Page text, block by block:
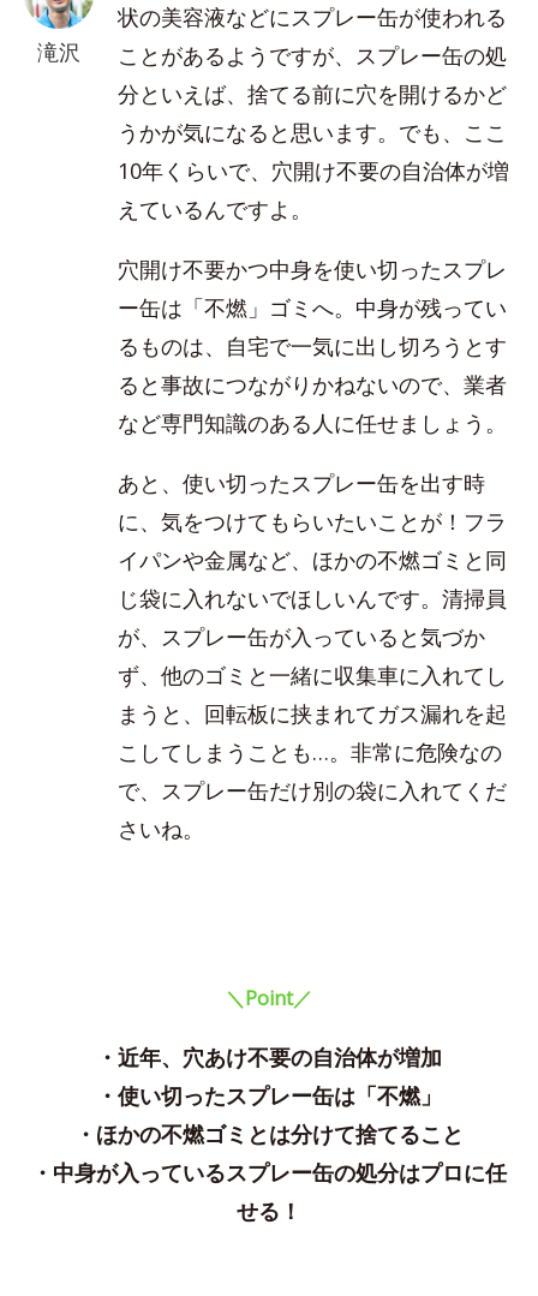
滝沢
状の美容液などにスプレー缶が使われる
ことがあるようですが、スプレー缶の処
分といえば、捨てる前に穴を開けるかど
うかが気になると思います。でも、ここ
10年くらいで、穴開け不要の自治体が増
えているんですよ。
穴開け不要かつ中身を使い切ったスプレ
ー缶は「不燃」ゴミへ。中身が残ってい
るものは、自宅で一気に出し切ろうとす
ると事故につながりかねないので、業者
など専門知識のある人に任せましょう。
あと、使い切ったスプレー缶を出す時
に、気をつけてもらいたいことが！フラ
イパンや金属など、ほかの不燃ゴミと同
じ袋に入れないでほしいんです。清掃員
が、スプレー缶が入っていると気づか
ず、他のゴミと一緒に収集車に入れてし
まうと、回転板に挟まれてガス漏れを起
こしてしまうことも…。非常に危険なの
で、スプレー缶だけ別の袋に入れてくだ
さいね。
＼Point／
・近年、穴あけ不要の自治体が増加
・使い切ったスプレー缶は「不燃」
・ほかの不燃ゴミとは分けて捨てること
・中身が入っているスプレー缶の処分はプロに任
せる！